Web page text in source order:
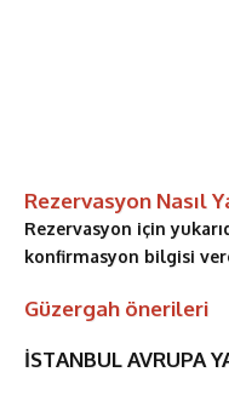
Rezervasyon Nasıl
Rezervasyon için
konfirmasyon bilgisi
Güzergah önerileri
İSTANBUL AVRUPA